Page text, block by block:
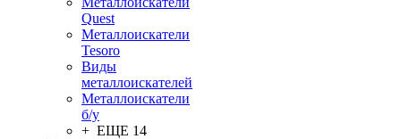
Quest
Металлоискатели
Tesoro
Виды
металлоискателей
Металлоискатели
б/у
+ ЕЩЕ 14